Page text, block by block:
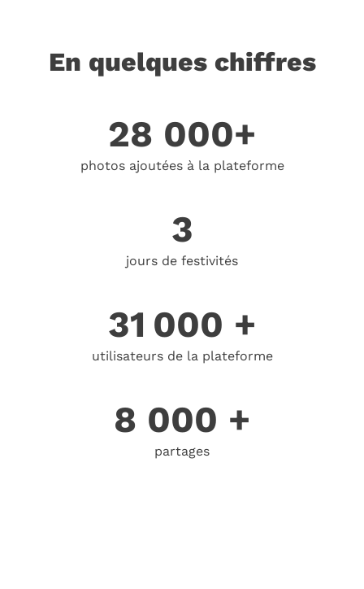
En quelques chiffres
28 000+
photos ajoutées à la plateforme
3
jours de festivités
31 000 +
utilisateurs de la plateforme
8 000 +
partages